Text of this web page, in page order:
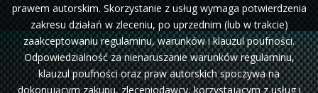
prawem autorskim. Skorzystanie z usług wymaga potwierdzenia
zakresu działań w zleceniu, po uprzednim (lub w trakcie)
zaakceptowaniu regulaminu, warunków i klauzul poufności.
Odpowiedzialność za nienaruszanie warunków regulaminu,
klauzul poufności oraz praw autorskich spoczywa na
dokonującym zakupu, zleceniodawcy, korzystającym z usług i